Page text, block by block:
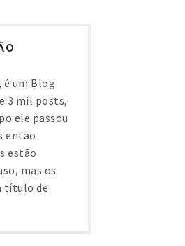
é um Blog
3 mil posts,
ele passou
então
estão
mas os
título de